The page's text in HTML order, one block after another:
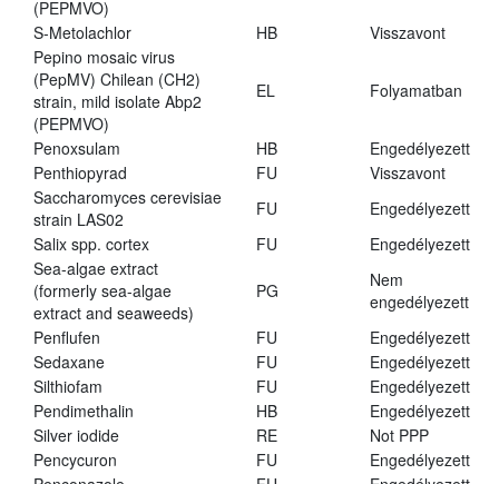
(PEPMVO)
S-Metolachlor HB
Visszavont
Pepino mosaic virus
(PepMV) Chilean (CH2)
strain, mild isolate Abp2
(PEPMVO)
EL Folyamatban
Penoxsulam HB
Engedélyezett
Penthiopyrad
FU
Visszavont
Saccharomyces cerevisiae
strain LAS02
FU
Engedélyezett
Salix spp. cortex
FU
Engedélyezett
Sea-algae extract
(formerly sea-algae
extract and seaweeds)
PG
Nem
engedélyezett
Penflufen
FU
Engedélyezett
Sedaxane
FU
Engedélyezett
Silthiofam
FU
Engedélyezett
Pendimethalin
HB
Engedélyezett
Silver iodide
RE
Not PPP
Pencycuron
FU
Engedélyezett